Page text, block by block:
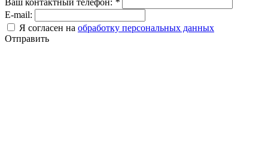
E-mail:
Я согласен на обработку персональных данных
Отправить